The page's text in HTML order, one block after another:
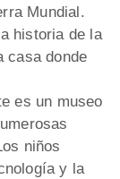
Mundial.
historia de la
casa donde
es un museo
niños
y la